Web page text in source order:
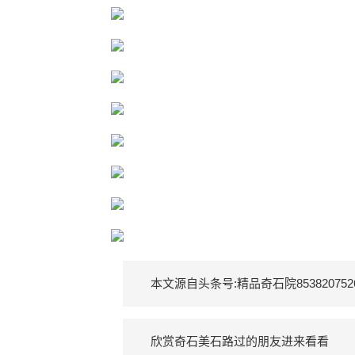
本文源自头条号:精品奇石院
欣赏奇石美石路过的朋友进来看看